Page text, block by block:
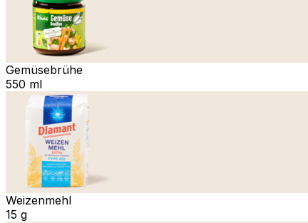
Gemüsebrühe
550 ml
Weizenmehl
15 g